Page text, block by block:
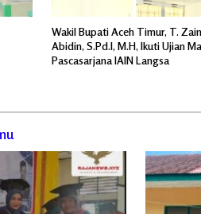
Wakil Bupati Aceh Timur, T.
Abidin, S.Pd.l, M.H, Ikuti Ujian
Pascasarjana IAIN Langsa